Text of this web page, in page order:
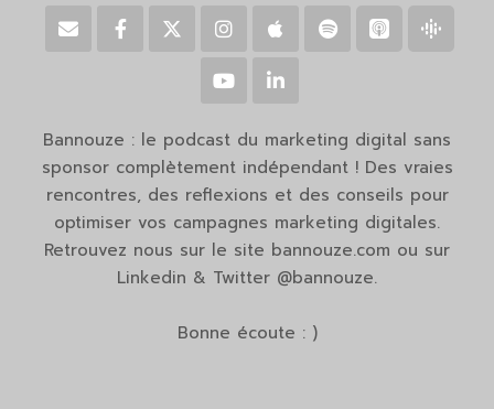
Bannouze : le podcast du marketing digital sans
sponsor complètement indépendant ! Des vraies
rencontres, des reflexions et des conseils pour
optimiser vos campagnes marketing digitales.
Retrouvez nous sur le site bannouze.com ou sur
Linkedin & Twitter @bannouze.
Bonne écoute : )